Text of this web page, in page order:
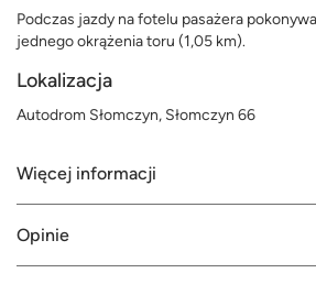
Podczas jazdy na fotelu pasażera
jednego okrążenia toru (1,05 km).
Lokalizacja
Autodrom Słomczyn, Słomczyn 66
Więcej informacji
Opinie